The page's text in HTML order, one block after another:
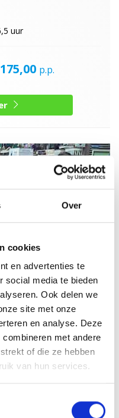
Over
cookies
en advertenties te
social media te bieden
Ook delen we
site met onze
en analyse. Deze
met andere
of die ze hebben
van hun services.
uur
175,00 p.p.
Volendamse
Volendam met
en raadsels.